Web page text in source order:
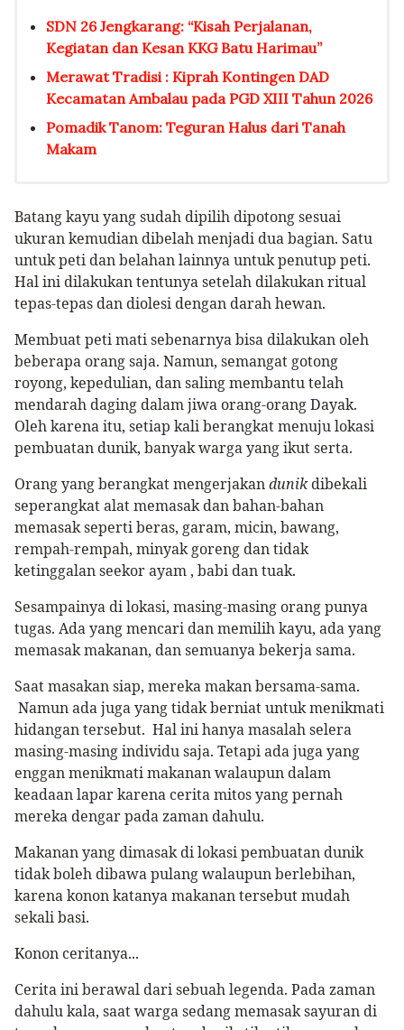
SDN 26 Jengkarang: “Kisah Perjalanan,
Kegiatan dan Kesan KKG Batu Harimau”
Merawat Tradisi : Kiprah Kontingen DAD
Kecamatan Ambalau pada PGD XIII Tahun 2026
Pomadik Tanom: Teguran Halus dari Tanah
Makam
Batang kayu yang sudah dipilih dipotong sesuai
ukuran kemudian dibelah menjadi dua bagian. Satu
untuk peti dan belahan lainnya untuk penutup peti.
Hal ini dilakukan tentunya setelah dilakukan ritual
tepas-tepas dan diolesi dengan darah hewan.
Membuat peti mati sebenarnya bisa dilakukan oleh
beberapa orang saja. Namun, semangat gotong
royong, kepedulian, dan saling membantu telah
mendarah daging dalam jiwa orang-orang Dayak.
Oleh karena itu, setiap kali berangkat menuju lokasi
pembuatan dunik, banyak warga yang ikut serta.
Orang yang berangkat mengerjakandunikdibekali
seperangkat alat memasak dan bahan-bahan
memasak seperti beras, garam, micin, bawang,
rempah-rempah, minyak goreng dan tidak
ketinggalan seekor ayam , babi dan tuak.
Sesampainya di lokasi, masing-masing orang punya
tugas. Ada yang mencari dan memilih kayu, ada yang
memasak makanan, dan semuanya bekerja sama.
Saat masakan siap, mereka makan bersama-sama.
Namun ada juga yang tidak berniat untuk menikmati
hidangan tersebut. Hal ini hanya masalah selera
masing-masing individu saja. Tetapi ada juga yang
enggan menikmati makanan walaupun dalam
keadaan lapar karena cerita mitos yang pernah
mereka dengar pada zaman dahulu.
Makanan yang dimasak di lokasi pembuatan dunik
tidak boleh dibawa pulang walaupun berlebihan,
karena konon katanya makanan tersebut mudah
sekali basi.
Konon ceritanya...
Cerita ini berawal dari sebuah legenda. Pada zaman
dahulu kala, saat warga sedang memasak sayuran di